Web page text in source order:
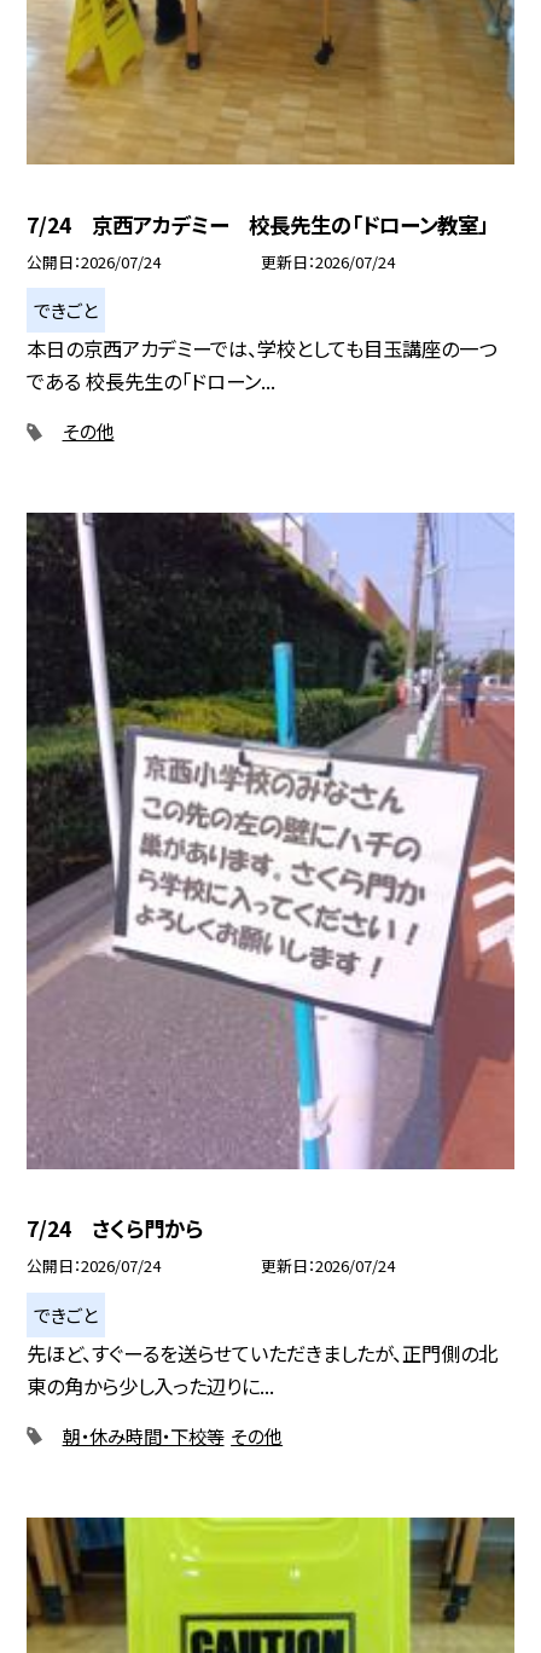
7/24 京西アカデミー 校長先生の「ドローン教室」
公開日 2026/07/24 更新日 2026/07/24
できごと
本日の京西アカデミーでは、学校としても目玉講座の一つ
である 校長先生の「ドローン...
その他
7/24 さくら門から
公開日 2026/07/24 更新日 2026/07/24
できごと
先ほど、すぐーるを送らせていただきましたが、正門側の北
東の角から少し入った辺りに...
朝・休み時間・下校等 その他